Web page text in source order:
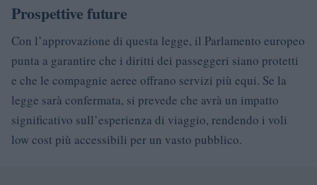
Prospettive future
Con l’approvazione di questa legge, il Parlamento europeo
punta a garantire che i diritti dei passeggeri siano protetti
e che le compagnie aeree offrano servizi più equi. Se la
legge sarà confermata, si prevede che avrà un impatto
significativo sull’esperienza di viaggio, rendendo i voli
low cost più accessibili per un vasto pubblico.